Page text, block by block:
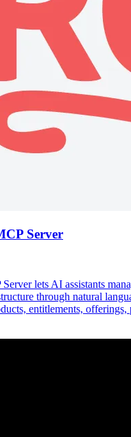
Server
lets AI assistants
through natural
entitlements, offerings,